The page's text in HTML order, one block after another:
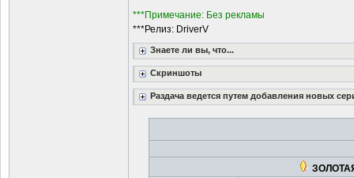
***Примечание: Без рекламы
***Релиз: DriverV
Знаете ли вы, что...
Скриншоты
Раздача ведется путем добавления новых